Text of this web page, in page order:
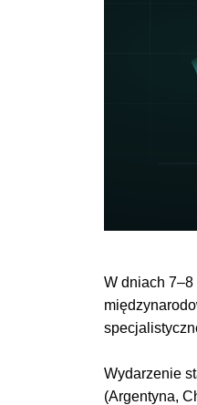
W dniach 7–8
Wydarzenie
(Argentyna,